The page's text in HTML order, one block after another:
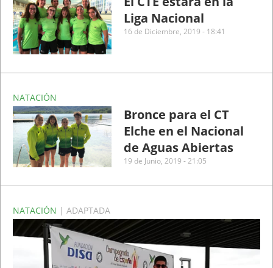
Liga Nacional
16 de Diciembre, 2019 - 18:41
NATACIÓN
Bronce para el CT
Elche en el Nacional
de Aguas Abiertas
19 de Junio, 2019 - 21:05
NATACIÓN | ADAPTADA